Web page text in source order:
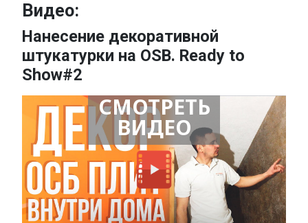
Видео:
Нанесение декоративной
штукатурки на OSB. Ready to
Show#2
СМОТРЕТЬ
ВИДЕО